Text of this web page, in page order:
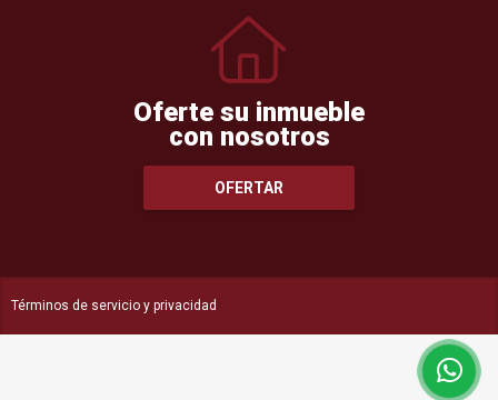
Oferte su inmueble
con nosotros
OFERTAR
Términos de servicio y privacidad